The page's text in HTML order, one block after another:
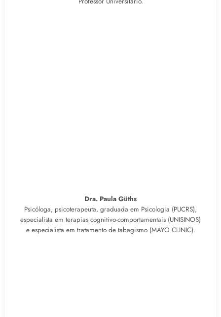
Dra. Paula Güths
Psicóloga, psicoterapeuta, graduada em Psicologia (PUCRS),
especialista em terapias cognitivo-comportamentais (UNISINOS)
e especialista em tratamento de tabagismo (MAYO CLINIC).